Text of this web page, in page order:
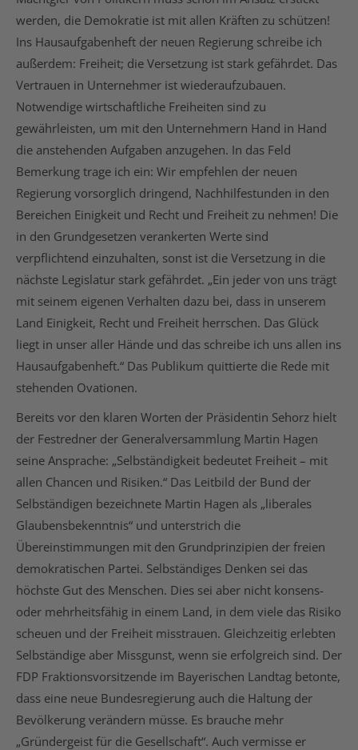
werden, die Demokratie ist mit allen Kräften zu schützen!
Ins Hausaufgabenheft der neuen Regierung schreibe ich
außerdem: Freiheit; die Versetzung ist stark gefährdet. Das
Vertrauen in Unternehmer ist wiederaufzubauen.
Notwendige wirtschaftliche Freiheiten sind zu
gewährleisten, um mit den Unternehmern Hand in Hand
die anstehenden Aufgaben anzugehen. In das Feld
Bemerkung trage ich ein: Wir empfehlen der neuen
Regierung vorsorglich dringend, Nachhilfestunden in den
Bereichen Einigkeit und Recht und Freiheit zu nehmen! Die
in den Grundgesetzen verankerten Werte sind
verpflichtend einzuhalten, sonst ist die Versetzung in die
nächste Legislatur stark gefährdet. „Ein jeder von uns trägt
mit seinem eigenen Verhalten dazu bei, dass in unserem
Land Einigkeit, Recht und Freiheit herrschen. Das Glück
liegt in unser aller Hände und das schreibe ich uns allen ins
Hausaufgabenheft.“ Das Publikum quittierte die Rede mit
stehenden Ovationen.
Bereits vor den klaren Worten der Präsidentin Sehorz hielt
der Festredner der Generalversammlung Martin Hagen
seine Ansprache: „Selbständigkeit bedeutet Freiheit – mit
allen Chancen und Risiken.“ Das Leitbild der Bund der
Selbständigen bezeichnete Martin Hagen als „liberales
Glaubensbekenntnis“ und unterstrich die
Übereinstimmungen mit den Grundprinzipien der freien
demokratischen Partei. Selbständiges Denken sei das
höchste Gut des Menschen. Dies sei aber nicht konsens-
oder mehrheitsfähig in einem Land, in dem viele das Risiko
scheuen und der Freiheit misstrauen. Gleichzeitig erlebten
Selbständige aber Missgunst, wenn sie erfolgreich sind. Der
FDP Fraktionsvorsitzende im Bayerischen Landtag betonte,
dass eine neue Bundesregierung auch die Haltung der
Bevölkerung verändern müsse. Es brauche mehr
„Gründergeist für die Gesellschaft“. Auch vermisse er